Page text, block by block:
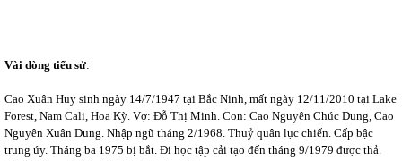
Vài dòng tiểu sử:
Cao Xuân Huy sinh ngày 14/7/1947 tại Bắc Ninh, mất ngày 12/11/2010 tại Lake
Forest, Nam Cali, Hoa Kỳ. Vợ: Đỗ Thị Minh. Con: Cao Nguyên Chúc Dung, Cao
Nguyên Xuân Dung. Nhập ngũ tháng 2/1968. Thuỷ quân lục chiến. Cấp bậc
trung úy. Tháng ba 1975 bị bắt. Đi học tập cải tạo đến tháng 9/1979 được thả.